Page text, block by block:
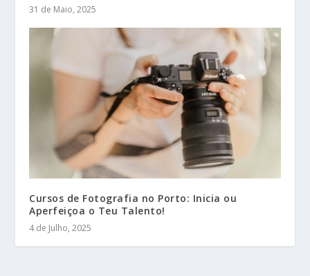
31 de Maio, 2025
Cursos de Fotografia no Porto: Inicia ou
Aperfeiçoa o Teu Talento!
4 de Julho, 2025